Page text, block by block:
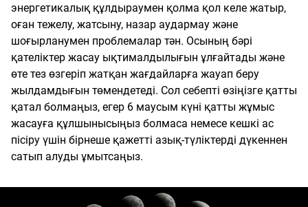
энергетикалық құлдыраумен қолма қол келе жатыр,
оған тежелу, жатсыну, назар аудармау және
шоғырланумен проблемалар тән. Осының бәрі
қателіктер жасау ықтималдылығын ұлғайтады және
өте тез өзгеріп жатқан жағдайларға жауап беру
жылдамдығын төмендетеді. Сол себепті өзіңізге қатты
қатал болмаңыз, егер 6 маусым күні қатты жұмыс
жасауға құлшынысыңыз болмаса немесе кешкі ас
пісіру үшін бірнеше қажетті азық-түліктерді дүкеннен
сатып алуды ұмытсаңыз.